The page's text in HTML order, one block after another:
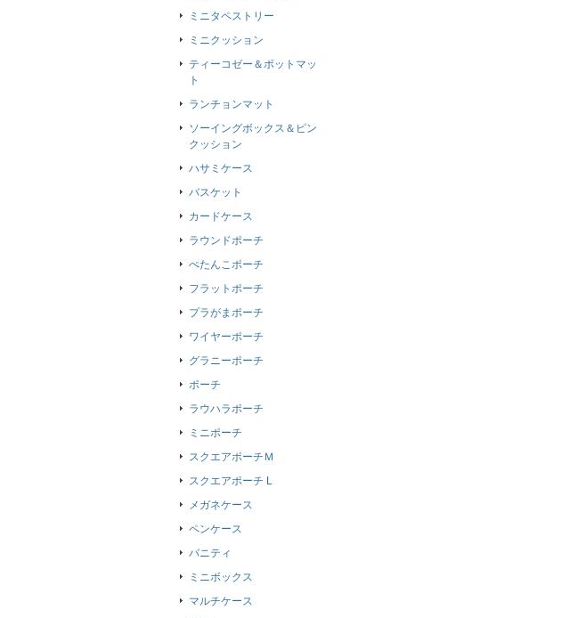
ミニタペストリー
ミニクッション
ティーコゼー＆ポットマッ
ト
ランチョンマット
ソーイングボックス＆ピン
クッション
ハサミケース
バスケット
カードケース
ラウンドポーチ
ぺたんこポーチ
フラットポーチ
プラがまポーチ
ワイヤーポーチ
グラニーポーチ
ポーチ
ラウハラポーチ
ミニポーチ
スクエアポーチＭ
スクエアポーチ L
メガネケース
ペンケース
バニティ
ミニボックス
マルチケース